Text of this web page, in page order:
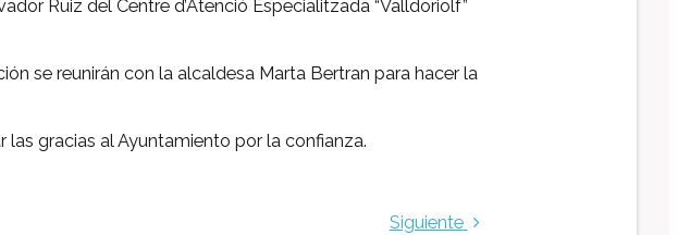
Servicios a personas
Centro Ocupacional
Ruiz del Centre d’Atenció Especialitzada “Valldoriolf”
se reunirán con la alcaldesa Marta Bertran para hacer la
gracias al Ayuntamiento por la confianza.
Siguiente